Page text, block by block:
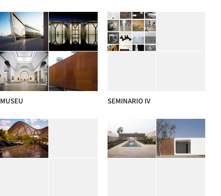
MUSEU SEMINARIO IV